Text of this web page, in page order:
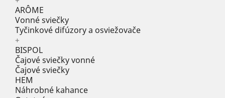
ARÔME
Vonné sviečky
Tyčinkové difúzory a osviežovače
+
BISPOL
Čajové sviečky vonné
Čajové sviečky
HEM
Náhrobné kahance